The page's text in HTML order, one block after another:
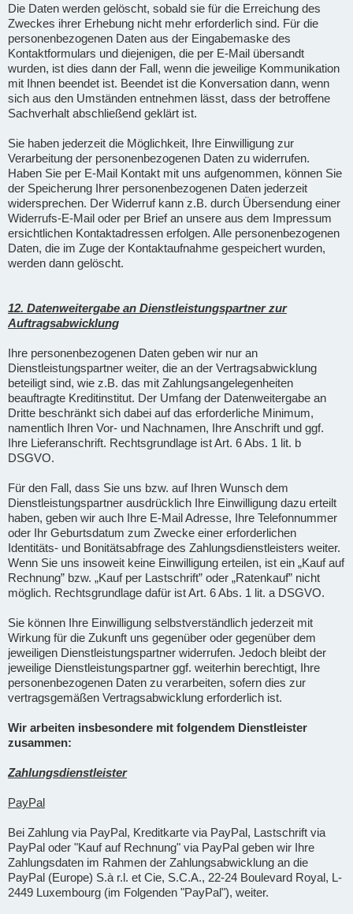
Die Daten werden gelöscht, sobald sie für die Erreichung des
Zweckes ihrer Erhebung nicht mehr erforderlich sind. Für die
personenbezogenen Daten aus der Eingabemaske des
Kontaktformulars und diejenigen, die per E-Mail übersandt
wurden, ist dies dann der Fall, wenn die jeweilige Kommunikation
mit Ihnen beendet ist. Beendet ist die Konversation dann, wenn
sich aus den Umständen entnehmen lässt, dass der betroffene
Sachverhalt abschließend geklärt ist.
Sie haben jederzeit die Möglichkeit, Ihre Einwilligung zur
Verarbeitung der personenbezogenen Daten zu widerrufen.
Haben Sie per E-Mail Kontakt mit uns aufgenommen, können Sie
der Speicherung Ihrer personenbezogenen Daten jederzeit
widersprechen. Der Widerruf kann z.B. durch Übersendung einer
Widerrufs-E-Mail oder per Brief an unsere aus dem Impressum
ersichtlichen Kontaktadressen erfolgen. Alle personenbezogenen
Daten, die im Zuge der Kontaktaufnahme gespeichert wurden,
werden dann gelöscht.
12. Datenweitergabe an Dienstleistungspartner zur
Auftragsabwicklung
Ihre personenbezogenen Daten geben wir nur an
Dienstleistungspartner weiter, die an der Vertragsabwicklung
beteiligt sind, wie z.B. das mit Zahlungsangelegenheiten
beauftragte Kreditinstitut. Der Umfang der Datenweitergabe an
Dritte beschränkt sich dabei auf das erforderliche Minimum,
namentlich Ihren Vor- und Nachnamen, Ihre Anschrift und ggf.
Ihre Lieferanschrift. Rechtsgrundlage ist Art. 6 Abs. 1 lit. b
DSGVO.
Für den Fall, dass Sie uns bzw. auf Ihren Wunsch dem
Dienstleistungspartner ausdrücklich Ihre Einwilligung dazu erteilt
haben, geben wir auch Ihre E-Mail Adresse, Ihre Telefonnummer
oder Ihr Geburtsdatum zum Zwecke einer erforderlichen
Identitäts- und Bonitätsabfrage des Zahlungsdienstleisters weiter.
Wenn Sie uns insoweit keine Einwilligung erteilen, ist ein „Kauf auf
Rechnung” bzw. „Kauf per Lastschrift” oder „Ratenkauf” nicht
möglich. Rechtsgrundlage dafür ist Art. 6 Abs. 1 lit. a DSGVO.
Sie können Ihre Einwilligung selbstverständlich jederzeit mit
Wirkung für die Zukunft uns gegenüber oder gegenüber dem
jeweiligen Dienstleistungspartner widerrufen. Jedoch bleibt der
jeweilige Dienstleistungspartner ggf. weiterhin berechtigt, Ihre
personenbezogenen Daten zu verarbeiten, sofern dies zur
vertragsgemäßen Vertragsabwicklung erforderlich ist.
Wir arbeiten insbesondere mit folgendem Dienstleister
zusammen:
Zahlungsdienstleister
PayPal
Bei Zahlung via PayPal, Kreditkarte via PayPal, Lastschrift via
PayPal oder "Kauf auf Rechnung" via PayPal geben wir Ihre
Zahlungsdaten im Rahmen der Zahlungsabwicklung an die
PayPal (Europe) S.à r.l. et Cie, S.C.A., 22-24 Boulevard Royal, L-
2449 Luxembourg (im Folgenden "PayPal"), weiter.